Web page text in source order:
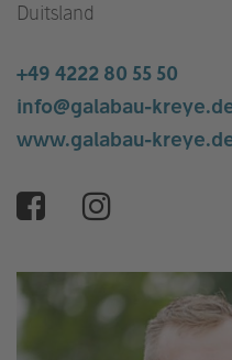
Duitsland
+49 4222 80 55 50
info@galabau-
www.galabau-